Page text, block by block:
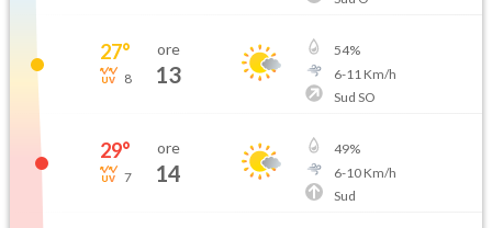
27°
8
ore
13
54%
6-11 Km/h
Sud SO
29°
7
ore
14
49%
6-10Km/h
Sud